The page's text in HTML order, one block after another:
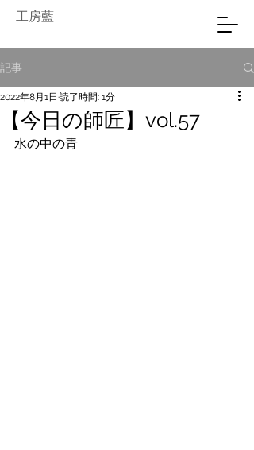
工房藍
記事
【今日の師匠】vol.57
2022年8月1日 読了時間: 1分
水の中の青